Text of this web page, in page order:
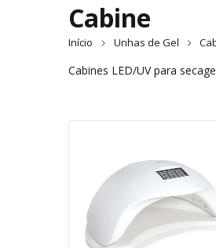
Cabine
Início Unhas de Gel
Cabines LED/UV para